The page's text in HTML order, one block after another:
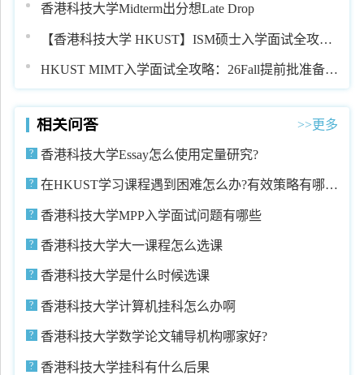
香港科技大学Midterm出分想Late Drop
【香港科技大学 HKUST】ISM硕士入学面试全攻略|
HKUST MIMT入学面试全攻略：26Fall提前批准备指
南
相关问答 >>更多
香港科技大学Essay怎么使用定量研究?
在HKUST学习课程遇到困难怎么办?有效策略有哪
香港科技大学MPP入学面试问题有哪些
香港科技大学大一课程怎么选课
香港科技大学是什么时候选课
香港科技大学计算机挂科怎么办啊
香港科技大学数学论文辅导机构哪家好?
香港科技大学挂科有什么后果